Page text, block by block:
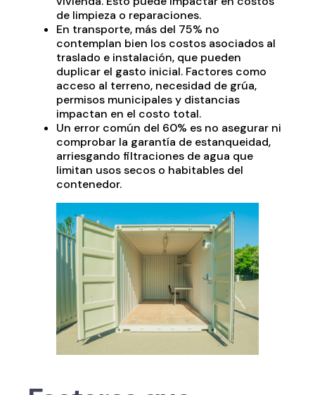
de limpieza o reparaciones.​
En transporte, más del 75% no
contemplan bien los costos asociados al
traslado e instalación, que pueden
duplicar el gasto inicial. Factores como
acceso al terreno, necesidad de grúa,
permisos municipales y distancias
impactan en el costo total.​
Un error común del 60% es no asegurar ni
comprobar la garantía de estanqueidad,
arriesgando filtraciones de agua que
limitan usos secos o habitables del
contenedor.​